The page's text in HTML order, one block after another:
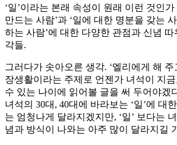
‘일’이라는 본래 속성이 원래 이런 것인
만드는 사람’과 ‘일에 대한 명분을 갖는
하는 사람’에 대한 다양한 관점과 신념
각들.
그러다가 솟아오른 생각. ‘엘리에게 해 주
장생활이라는 주제로 언젠가 녀석이 지
수 있는 나이에 읽어볼 글을 써 두어야겠
녀석의 30대, 40대에 바라보는 ‘일’에 대
는 엄청나게 달라지겠지만, ‘일’ 보다는
념과 방식이 나와는 아주 많이 달라지길